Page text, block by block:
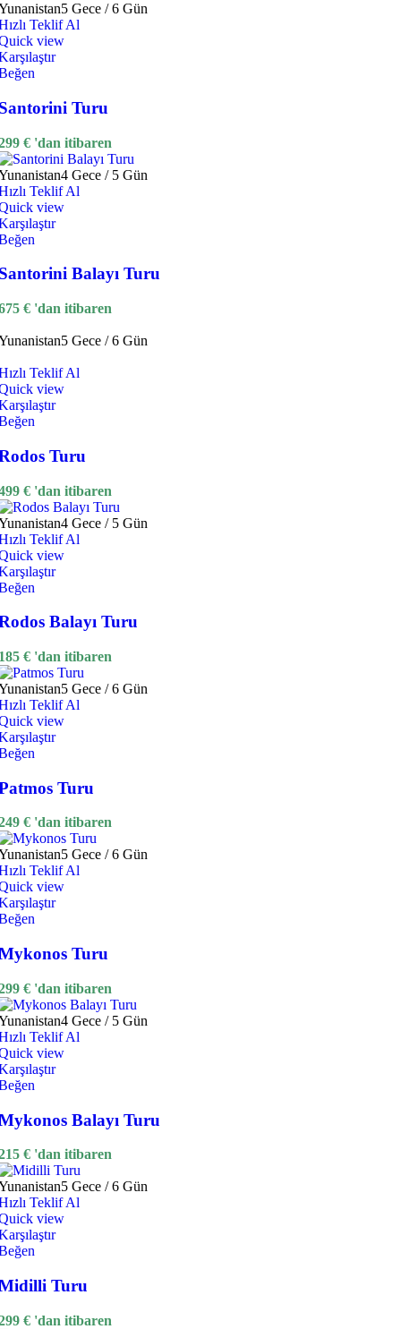
5 Gece / 6 Gün
Teklif Al
view
Turu
€ 'dan itibaren
4 Gece / 5 Gün
Teklif Al
view
Balayı Turu
€ 'dan itibaren
5 Gece / 6 Gün
Teklif Al
view
Turu
€ 'dan itibaren
4 Gece / 5 Gün
Teklif Al
view
Balayı Turu
€ 'dan itibaren
5 Gece / 6 Gün
Teklif Al
view
Turu
€ 'dan itibaren
5 Gece / 6 Gün
Teklif Al
view
Turu
€ 'dan itibaren
4 Gece / 5 Gün
Teklif Al
view
Balayı Turu
€ 'dan itibaren
5 Gece / 6 Gün
Teklif Al
view
Turu
€ 'dan itibaren